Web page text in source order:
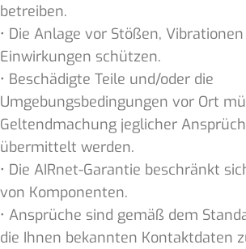
betreiben.
• Die Anlage vor Stößen,
Einwirkungen schützen.
• Beschädigte Teile und/oder die
Umgebungsbedingungen vor Ort
Geltendmachung jeglicher
übermittelt werden.
• Die AIRnet-Garantie beschränkt
von Komponenten.
• Ansprüche sind gemäß dem
die Ihnen bekannten Kontaktdaten